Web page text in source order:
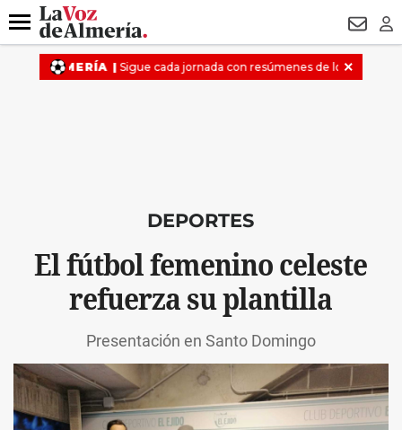
DESTACADO TURISMO
Menú
DEPORTES
El fútbol femenino celeste
refuerza su plantilla
Presentación en Santo Domingo